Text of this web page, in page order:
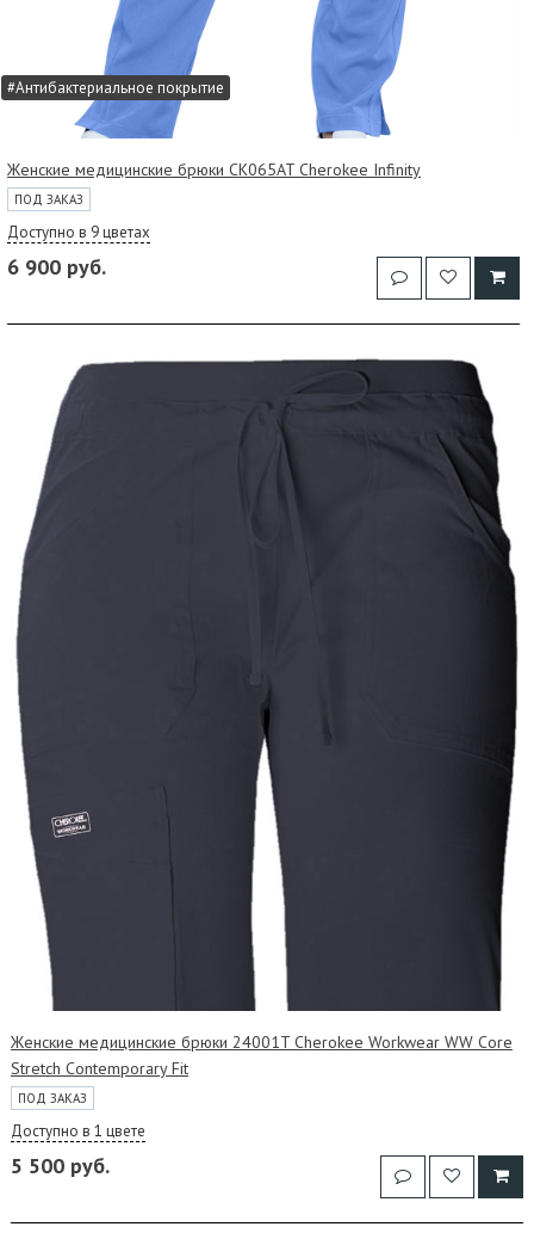
#Антибактериальное покрытие
Женские медицинские брюки CK065AT Cherokee Infinity
ПОД ЗАКАЗ
Доступно в 9 цветах
6 900 руб.
Женские медицинские брюки 24001T Cherokee Workwear WW Core
Stretch Contemporary Fit
ПОД ЗАКАЗ
Доступно в 1 цвете
5 500 руб.